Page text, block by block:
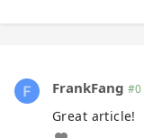
FrankFang #0
Great article!